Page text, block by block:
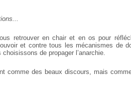
retrouver en chair et en os pour
et contre tous les mécanismes de
de propager l’anarchie.
comme des beaux discours, mais